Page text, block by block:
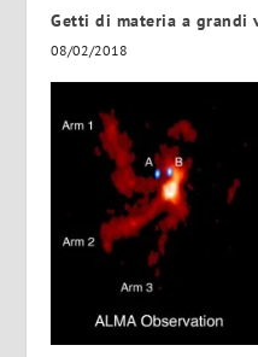
Getti di materia a grandi
08/02/2018